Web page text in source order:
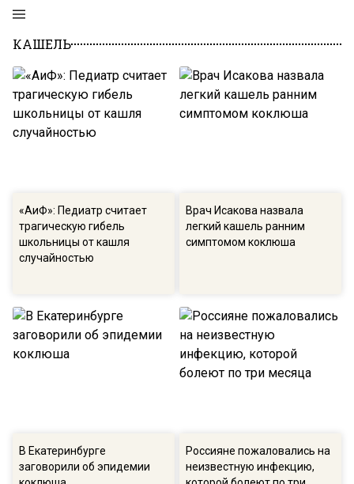
КАШЕЛЬ
«АиФ»: Педиатр считает
трагическую гибель
школьницы от кашля
случайностью
Врач Исакова назвала
легкий кашель ранним
симптомом коклюша
В Екатеринбурге
заговорили об эпидемии
Россияне пожаловались на
неизвестную инфекцию,